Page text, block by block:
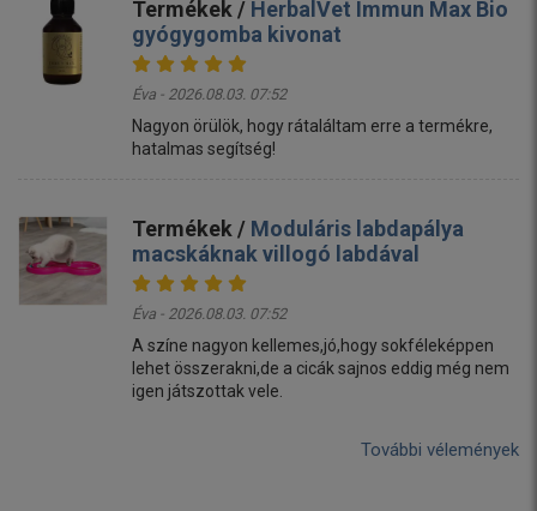
Termékek / HerbalVet Immun Max Bio
gyógygomba kivonat
Éva - 2026.08.03. 07:52
Nagyon örülök, hogy rátaláltam erre a termékre,
hatalmas segítség!
Termékek / Moduláris labdapálya
macskáknak villogó labdával
Éva - 2026.08.03. 07:52
A színe nagyon kellemes,jó,hogy sokféleképpen
lehet összerakni,de a cicák sajnos eddig még nem
igen játszottak vele.
További vélemények